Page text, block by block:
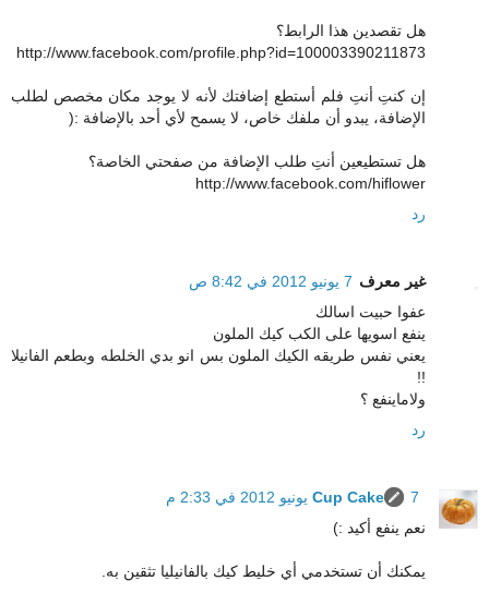
هل تقصدين هذا الرابط؟
http://www.facebook.com/profile.php?id=100003390211873
إن كنتِ أنتِ فلم أستطع إضافتك لأنه لا يوجد مكان مخصص لطلب
الإضافة، يبدو أن ملفك خاص، لا يسمح لأي أحد بالإضافة :(
هل تستطيعين أنتِ طلب الإضافة من صفحتي الخاصة؟
http://www.facebook.com/hiflower
رد
غير معرف 7 يونيو 2012 في 8:42 ص
عفوا حبيت اسالك
ينفع اسويها على الكب كيك الملون
يعني نفس طريقه الكيك الملون بس انو بدي الخلطه وبطعم الفانيلا
!!
ولاماينفع ؟
رد
Cup Cake
7 يونيو 2012 في 2:33 م
نعم ينفع أكيد :)
يمكنك أن تستخدمي أي خليط كيك بالفانيليا تثقين به.